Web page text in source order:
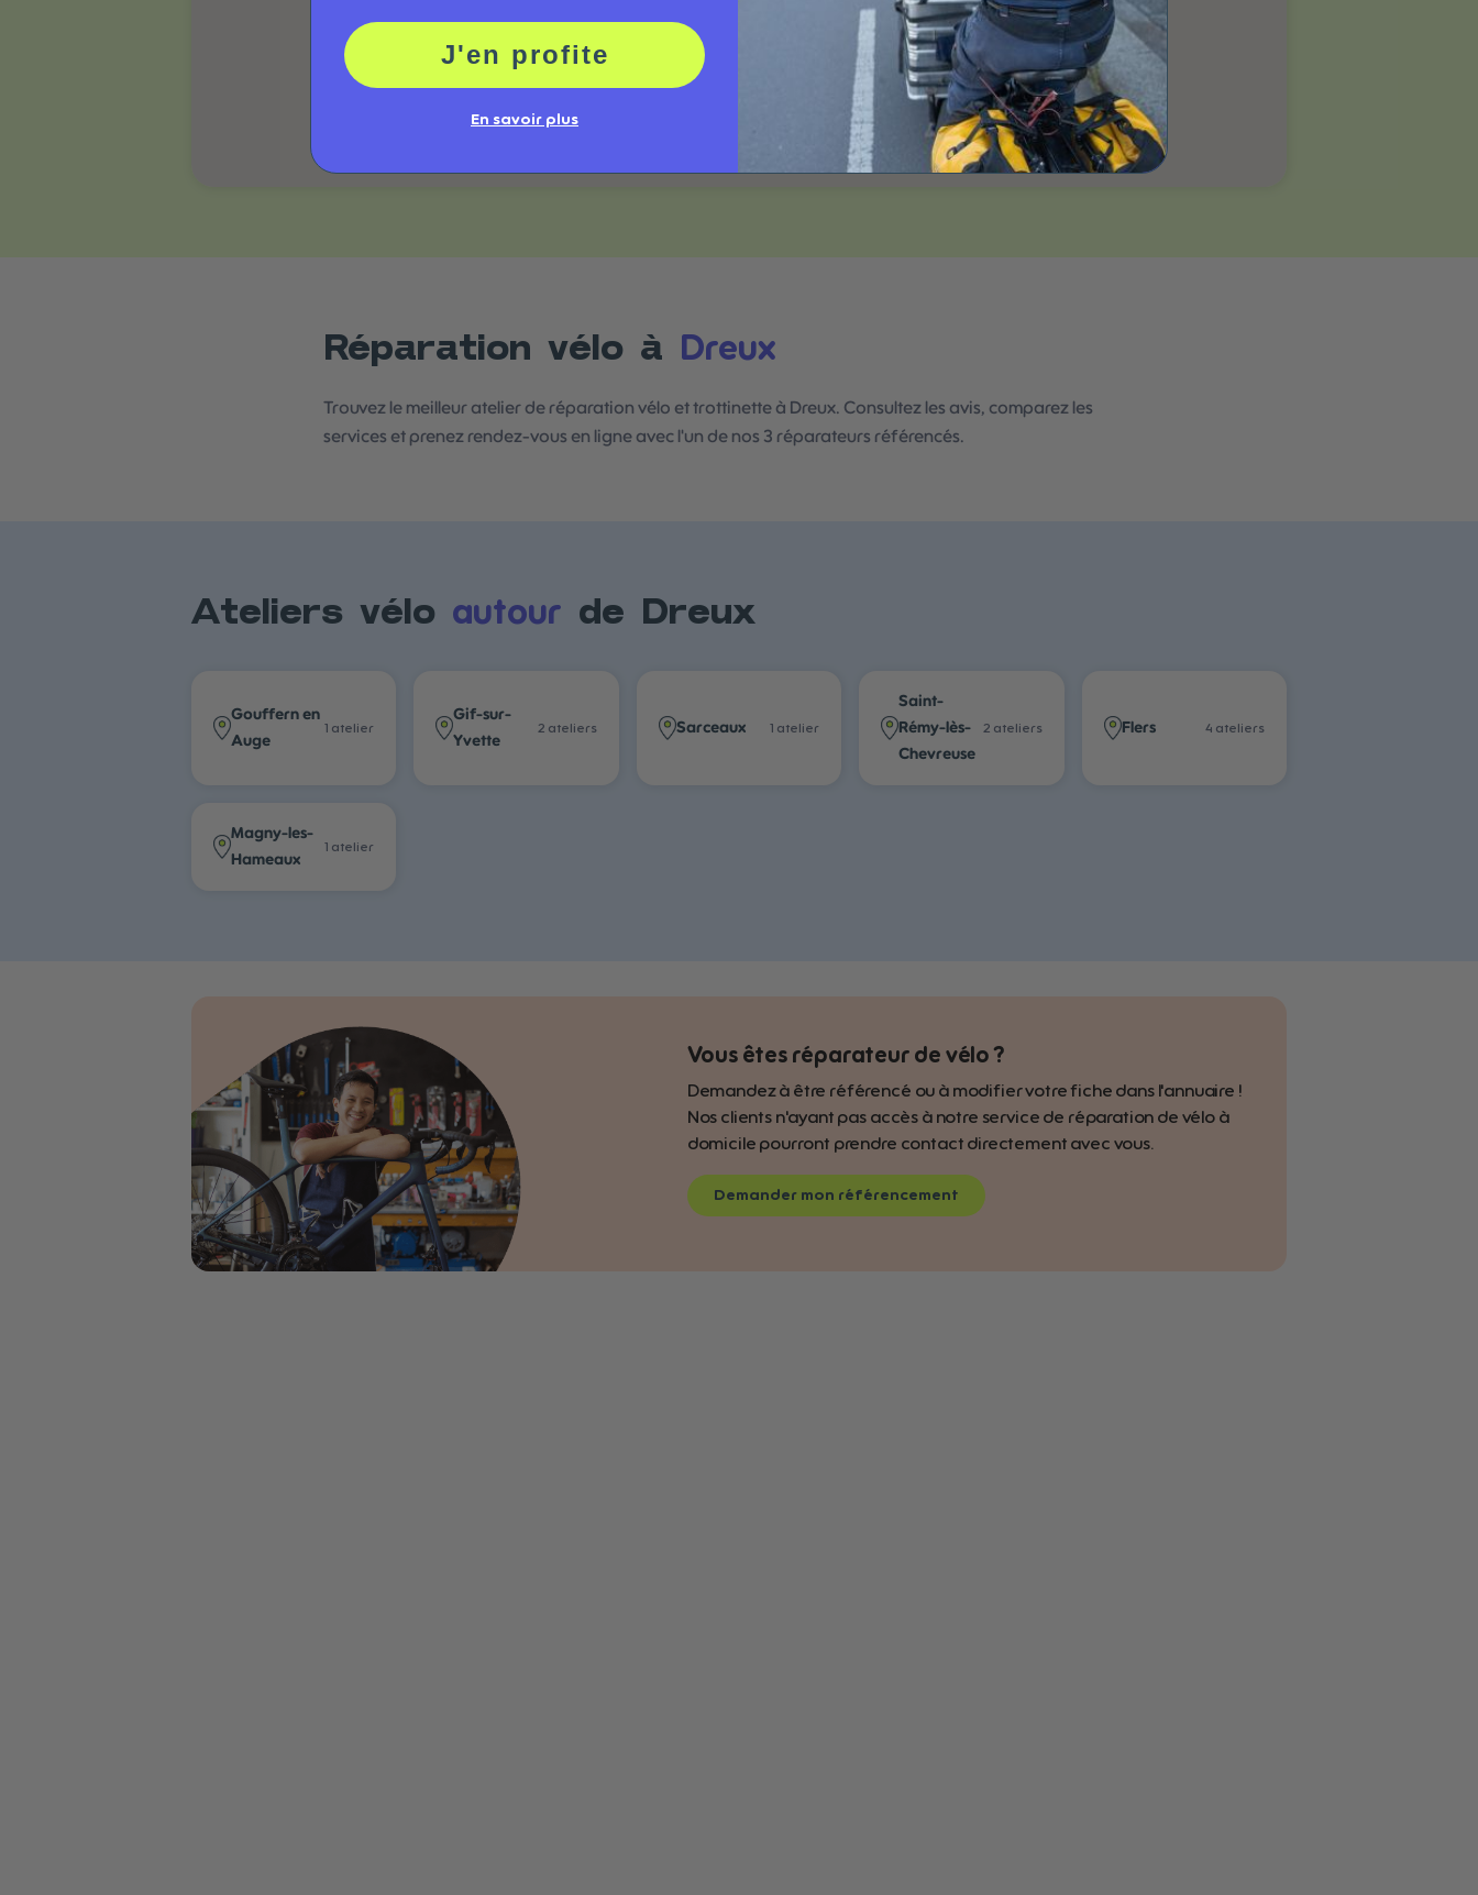
Réparation vélo à Dreux
Trouvez le meilleur atelier de réparation vélo et trottinette à Dreux. Consultez les avis, comparez les
services et prenez rendez-vous en ligne avec l'un de nos 3 réparateurs référencés.
Ateliers vélo autour de Dreux
Gouffern en
Auge
1 atelier
Gif-sur-
Yvette
2 ateliers Sarceaux 1 atelier
Saint-
Rémy-lès-
Chevreuse
2 ateliers Flers 4 ateliers
Magny-les-
Hameaux
1 atelier
Vous êtes réparateur de vélo ?
Demandez à être référencé ou à modifier votre fiche dans l'annuaire !
Nos clients n'ayant pas accès à notre service de réparation de vélo à
domicile pourront prendre contact directement avec vous.
Demander mon référencement
J'en profite
En savoir plus